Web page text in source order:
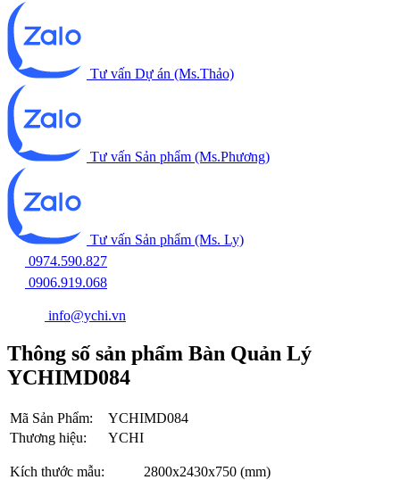
Tư vấn Dự án (Ms.Thảo)
Tư vấn Sản phẩm (Ms.Phương)
Tư vấn Sản phẩm (Ms. Ly)
0974.590.827
0906.919.068
info@ychi.vn
Thông số sản phẩm Bàn Quản Lý
YCHIMD084
Mã Sản Phẩm:
YCHIMD084
Thương hiệu:
YCHI
Kích thước mẫu: 2800x2430x750 (mm)